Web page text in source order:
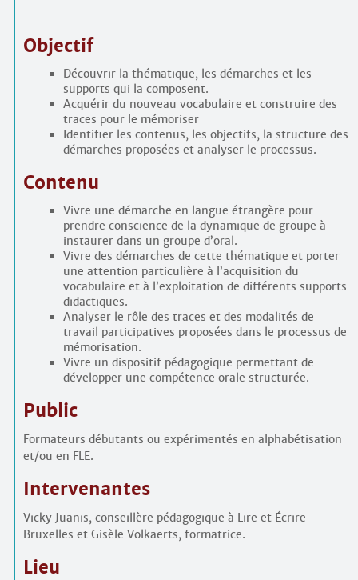
Objectif
Découvrir la thématique, les démarches et les
supports qui la composent.
Acquérir du nouveau vocabulaire et construire des
traces pour le mémoriser
Identifier les contenus, les objectifs, la structure des
démarches proposées et analyser le processus.
Contenu
Vivre une démarche en langue étrangère pour
prendre conscience de la dynamique de groupe à
instaurer dans un groupe d’oral.
Vivre des démarches de cette thématique et porter
une attention particulière à l’acquisition du
vocabulaire et à l’exploitation de différents supports
didactiques.
Analyser le rôle des traces et des modalités de
travail participatives proposées dans le processus de
mémorisation.
Vivre un dispositif pédagogique permettant de
développer une compétence orale structurée.
Public
Formateurs débutants ou expérimentés en alphabétisation
et/ou en FLE.
Intervenantes
Vicky Juanis, conseillère pédagogique à Lire et Écrire
Bruxelles et Gisèle Volkaerts, formatrice.
Lieu